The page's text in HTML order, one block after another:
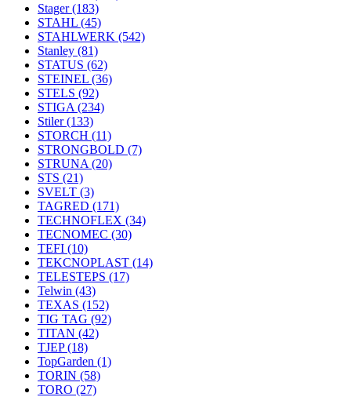
Stager(183)
STAHL (45)
STAHLWERK (542)
Stanley (81)
STATUS (62)
STEINEL (36)
STELS (92)
STIGA (234)
Stiler(133)
STORCH (11)
STRONGBOLD (7)
STRUNA (20)
STS (21)
SVELT (3)
TAGRED (171)
TECHNOFLEX (34)
TECNOMEC (30)
TEFI (10)
TEKCNOPLAST (14)
TELESTEPS (17)
Telwin (43)
TEXAS (152)
TIG TAG (92)
TITAN (42)
TJEP(18)
TopGarden (1)
TORIN (58)
TORO (27)